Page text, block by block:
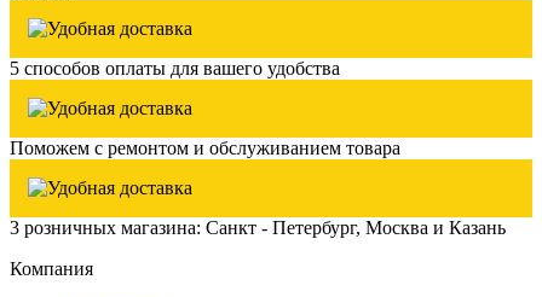
5 способов оплаты для вашего удобства
Поможем с ремонтом и обслуживанием товара
3 розничных магазина: Санкт - Петербург, Москва и Казань
Компания